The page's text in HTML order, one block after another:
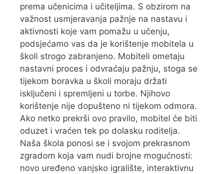
prema učenicima i učiteljima. S obzirom na
važnost usmjeravanja pažnje na nastavu i
aktivnosti koje vam pomažu u učenju,
podsjećamo vas da je korištenje mobitela u
školi strogo zabranjeno. Mobiteli ometaju
nastavni proces i odvraćaju pažnju, stoga se
tijekom boravka u školi moraju držati
isključeni i spremljeni u torbe. Njihovo
korištenje nije dopušteno ni tijekom odmora.
Ako netko prekrši ovo pravilo, mobitel će biti
oduzet i vraćen tek po dolasku roditelja.
Naša škola ponosi se i svojom prekrasnom
zgradom koja vam nudi brojne mogućnosti:
novo uređeno vanjsko igralište, interaktivnu